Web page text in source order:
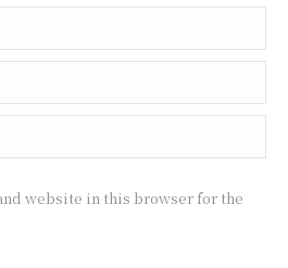
website in this browser for the